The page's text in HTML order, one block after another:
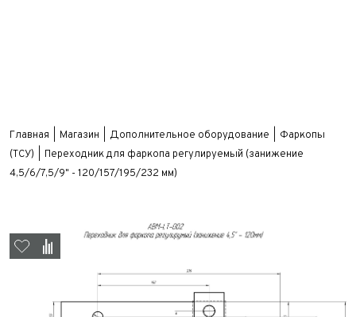
Главная Магазин Дополнительное оборудование
Фаркопы
(ТСУ)
Переходник для фаркопа регулируемый (занижение
4,5/6/7,5/9" - 120/157/195/232 мм)